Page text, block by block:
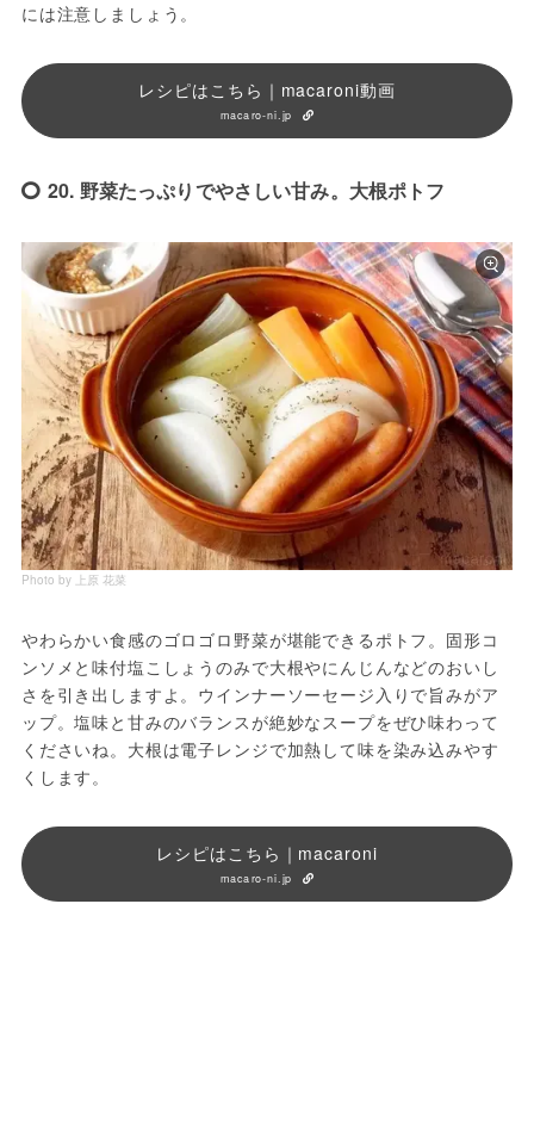
には注意しましょう。
レシピはこちら｜macaroni動画
macaro-ni.jp
20. 野菜たっぷりでやさしい甘み。大根ポトフ
Photo by 上原 花菜
やわらかい食感のゴロゴロ野菜が堪能できるポトフ。固形コ
ンソメと味付塩こしょうのみで大根やにんじんなどのおいし
さを引き出しますよ。ウインナーソーセージ入りで旨みがア
ップ。塩味と甘みのバランスが絶妙なスープをぜひ味わって
くださいね。大根は電子レンジで加熱して味を染み込みやす
くします。
レシピはこちら｜macaroni
macaro-ni.jp